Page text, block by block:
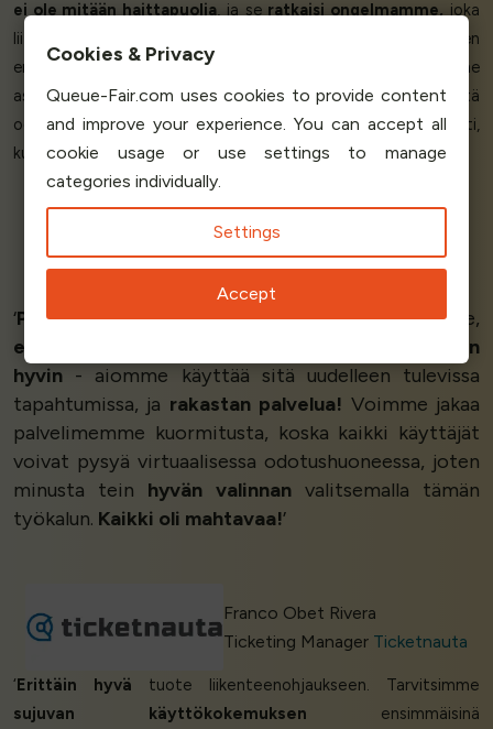
ei ole mitään haittapuolia, ja se ratkaisi ongelmamme, joka
liittyy suuren liikenteen hallintaan tiettyinä hetkinä, joten
emme menetä yhtään myyntiä ja pidämme
asiakaskokemuksen mahdollisimman hyvänä! Kaikki, mitä
odotin ratkaisevani suuren liikenteen ongelmani, ratkaistiin heti,
kun otin Queue-Fair:n käyttöön.’
Adelmo O - System Analyst
Digita
‘Parasodotushuone,erittäin helppototeuttaa se,
erittäin hyödyllinen
toimii erittäin
hyvin - aiomme käyttää sitä uudelleen tulevissa
tapahtumissa, ja rakastan palvelua! Voimme jakaa
palvelimemme kuormitusta, koska kaikki käyttäjät
voivat pysyä virtuaalisessa odotushuoneessa, joten
minusta tein hyvän valinnan valitsemalla tämän
työkalun. Kaikki oli mahtavaa!’
Franco Obet Rivera
Ticketing Manager Ticketnauta
‘Erittäin hyvä tuote liikenteenohjaukseen. Tarvitsimme
sujuvan käyttökokemuksen ensimmäisinä
Cookies & Privacy
Queue-Fair.com uses cookies to provide content
and improve your experience. You can accept all
cookie usage or use settings to manage
categories individually.
Settings
Accept